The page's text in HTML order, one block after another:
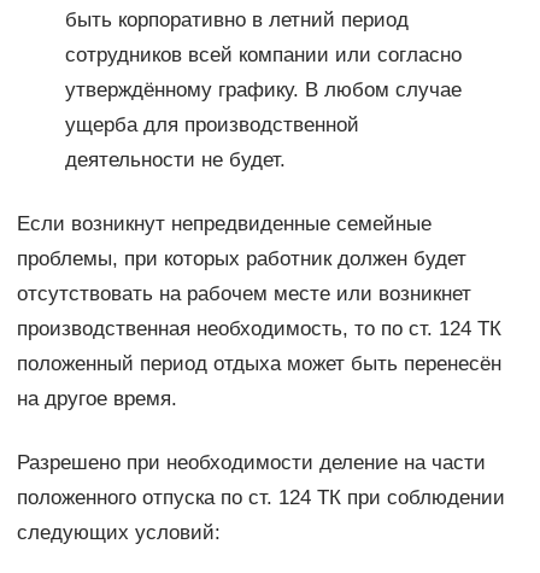
быть корпоративно в летний период
сотрудников всей компании или согласно
утверждённому графику. В любом случае
ущерба для производственной
деятельности не будет.
Если возникнут непредвиденные семейные
проблемы, при которых работник должен будет
отсутствовать на рабочем месте или возникнет
производственная необходимость, то по ст. 124 ТК
положенный период отдыха может быть перенесён
на другое время.
Разрешено при необходимости деление на части
положенного отпуска по ст. 124 ТК при соблюдении
следующих условий: